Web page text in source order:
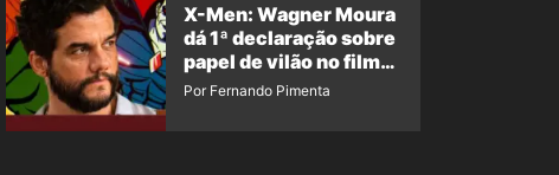
X-Men: Wagner Moura
dá 1ª declaração sobre
papel de vilão no filme
da Marvel
Por Fernando Pimenta